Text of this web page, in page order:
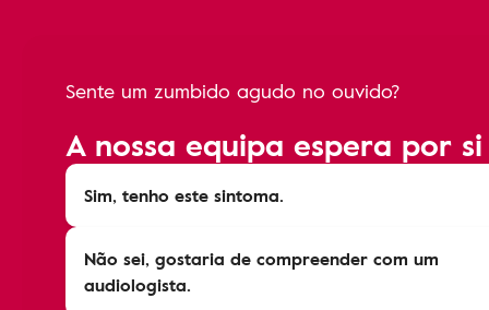
Sente um zumbido agudo no ouvido?
A nossa equipa espera por si
Sim, tenho este sintoma.
Não sei, gostaria de compreender com um
audiologista.